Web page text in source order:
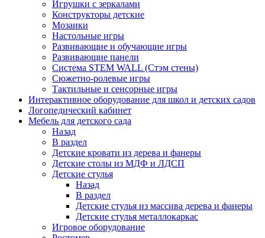
Игрушки с зеркалами
Конструкторы детские
Мозаики
Настольные игры
Развивающие и обучающие игры
Развивающие панели
Система STEM WALL (Cтэм стены)
Сюжетно-ролевые игры
Тактильные и сенсорные игры
Интерактивное оборудование для школ и детских садов
Логопедический кабинет
Мебель для детского сада
Назад
В раздел
Детские кровати из дерева и фанеры
Детские столы из МДФ и ЛДСП
Детские стулья
Назад
В раздел
Детские стулья из массива дерева и фанеры
Детские стулья металлокаркас
Игровое оборудование